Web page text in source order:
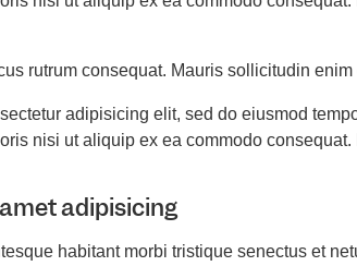
rutrum consequat. Mauris sollicitudin
adipisicing elit, sed do eiusmod
nisi ut aliquip ex ea commodo
adipisicing
habitant morbi tristique senectus et